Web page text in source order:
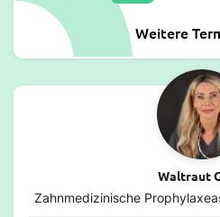
Weitere
Waltraut
Zahnmedizinische